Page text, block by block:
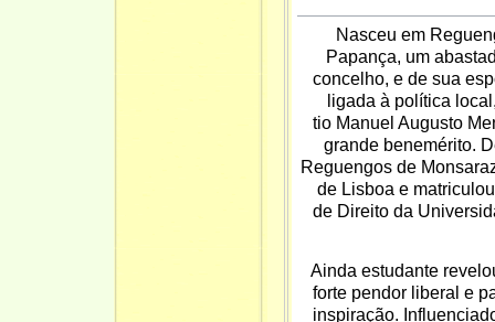
Nasceu em
Papança, um
concelho, e de sua
ligada à política
tio Manuel Augusto
grande benemérito.
Reguengos de
de Lisboa e
de Direito da
Ainda estudante
forte pendor liberal e
inspiração.